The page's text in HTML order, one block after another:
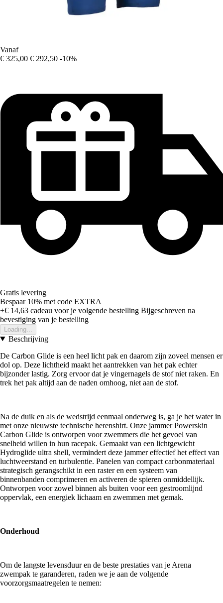
Vanaf
€ 325,00 € 292,50 -10%
Gratis levering
Bespaar 10% met code EXTRA
+€ 14,63 cadeau voor je volgende bestelling Bijgeschreven na
bevestiging van je bestelling
Loading...
Beschrijving
De Carbon Glide is een heel licht pak en daarom zijn zoveel mensen er
dol op. Deze lichtheid maakt het aantrekken van het pak echter
bijzonder lastig. Zorg ervoor dat je vingernagels de stof niet raken. En
trek het pak altijd aan de naden omhoog, niet aan de stof.
Na de duik en als de wedstrijd eenmaal onderweg is, ga je het water in
met onze nieuwste technische herenshirt. Onze jammer Powerskin
Carbon Glide is ontworpen voor zwemmers die het gevoel van
snelheid willen in hun racepak. Gemaakt van een lichtgewicht
Hydroglide ultra shell, vermindert deze jammer effectief het effect van
luchtweerstand en turbulentie. Panelen van compact carbonmateriaal
strategisch gerangschikt in een raster en een systeem van
binnenbanden comprimeren en activeren de spieren onmiddellijk.
Ontworpen voor zowel binnen als buiten voor een gestroomlijnd
oppervlak, een energiek lichaam en zwemmen met gemak.
Onderhoud
Om de langste levensduur en de beste prestaties van je Arena
zwempak te garanderen, raden we je aan de volgende
voorzorgsmaatregelen te nemen: